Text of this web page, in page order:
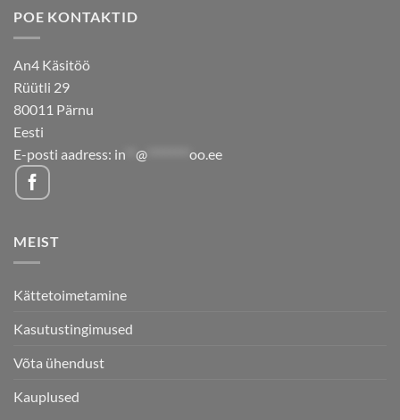
POE KONTAKTID
An4 Käsitöö
Rüütli 29
80011 Pärnu
Eesti
E-posti aadress: in @ oo.ee
MEIST
Kättetoimetamine
Kasutustingimused
Võta ühendust
Kauplused